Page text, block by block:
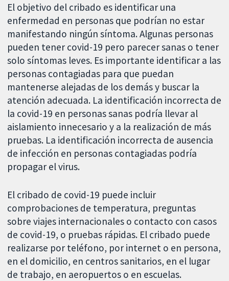
El objetivo del cribado es identificar una
enfermedad en personas que podrían no estar
manifestando ningún síntoma. Algunas personas
pueden tener covid-19 pero parecer sanas o tener
solo síntomas leves. Es importante identificar a las
personas contagiadas para que puedan
mantenerse alejadas de los demás y buscar la
atención adecuada. La identificación incorrecta de
la covid-19 en personas sanas podría llevar al
aislamiento innecesario y a la realización de más
pruebas. La identificación incorrecta de ausencia
de infección en personas contagiadas podría
propagar el virus.
El cribado de covid-19 puede incluir
comprobaciones de temperatura, preguntas
sobre viajes internacionales o contacto con casos
de covid-19, o pruebas rápidas. El cribado puede
realizarse por teléfono, por internet o en persona,
en el domicilio, en centros sanitarios, en el lugar
de trabajo, en aeropuertos o en escuelas.